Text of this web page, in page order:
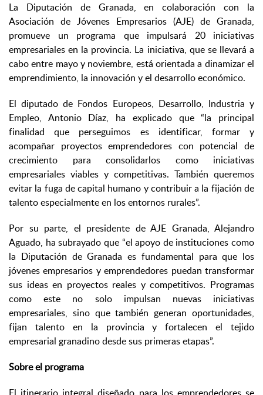
La Diputación de Granada, en colaboración con la
Asociación de Jóvenes Empresarios (AJE) de Granada,
promueve un programa que impulsará 20 iniciativas
empresariales en la provincia. La iniciativa, que se llevará a
cabo entre mayo y noviembre, está orientada a dinamizar el
emprendimiento, la innovación y el desarrollo económico.
El diputado de Fondos Europeos, Desarrollo, Industria y
Empleo, Antonio Díaz, ha explicado que “la principal
finalidad que perseguimos es identificar, formar y
acompañar proyectos emprendedores con potencial de
crecimiento para consolidarlos como iniciativas
empresariales viables y competitivas. También queremos
evitar la fuga de capital humano y contribuir a la fijación de
talento especialmente en los entornos rurales”.
Por su parte, el presidente de AJE Granada, Alejandro
Aguado, ha subrayado que “el apoyo de instituciones como
la Diputación de Granada es fundamental para que los
jóvenes empresarios y emprendedores puedan transformar
sus ideas en proyectos reales y competitivos. Programas
como este no solo impulsan nuevas iniciativas
empresariales, sino que también generan oportunidades,
fijan talento en la provincia y fortalecen el tejido
empresarial granadino desde sus primeras etapas”.
Sobre el programa